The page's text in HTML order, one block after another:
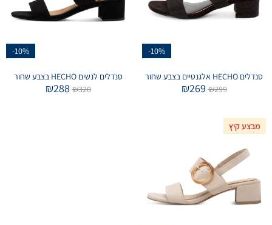
-10%
סנדלים HECHO אלגנטיים בצבע שחור
₪299
₪269
-10%
סנדלים לנשים HECHO בצבע שחור
₪320
₪288
מבצע קיץ